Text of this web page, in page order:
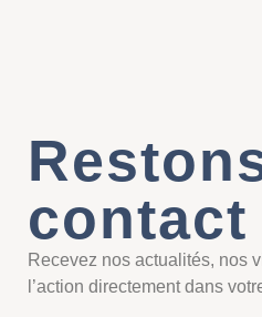
contact
Recevez nos actualités, nos
l’action directement dans